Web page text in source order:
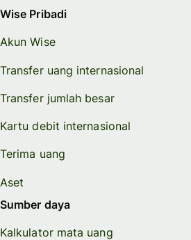
Wise Pribadi
Akun Wise
Transfer uang internasional
Transfer jumlah besar
Kartu debit internasional
Terima uang
Aset
Sumber daya
Kalkulator mata uang